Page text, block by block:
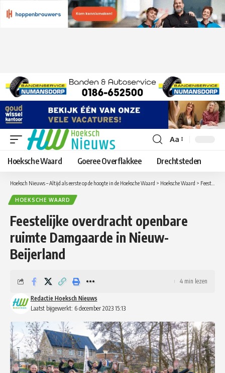
Lettergrootte
aanpassen
Aa
Hoeksche Waard Goeree Overflakkee Drechtsteden
Hoeksch Nieuws – Altijd als eerste op de hoogte in de Hoeksche Waard > Hoeksche Waard > Feestelijke overdracht openbare ruimte Damgaarde in Nieuw-Beijerland
HOEKSCHE WAARD
Feestelijke overdracht openbare
ruimte Damgaarde in Nieuw-
Beijerland
Laatst bijgewerkt: 6 december 2023 15:13
Redactie Hoeksch Nieuws
4 min lezen